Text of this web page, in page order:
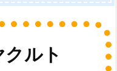
ルト